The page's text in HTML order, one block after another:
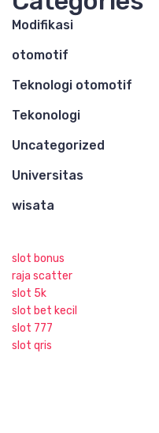
Modifikasi
otomotif
Teknologi otomotif
Tekonologi
Uncategorized
Universitas
wisata
slot bonus
raja scatter
slot 5k
slot bet kecil
slot 777
slot qris